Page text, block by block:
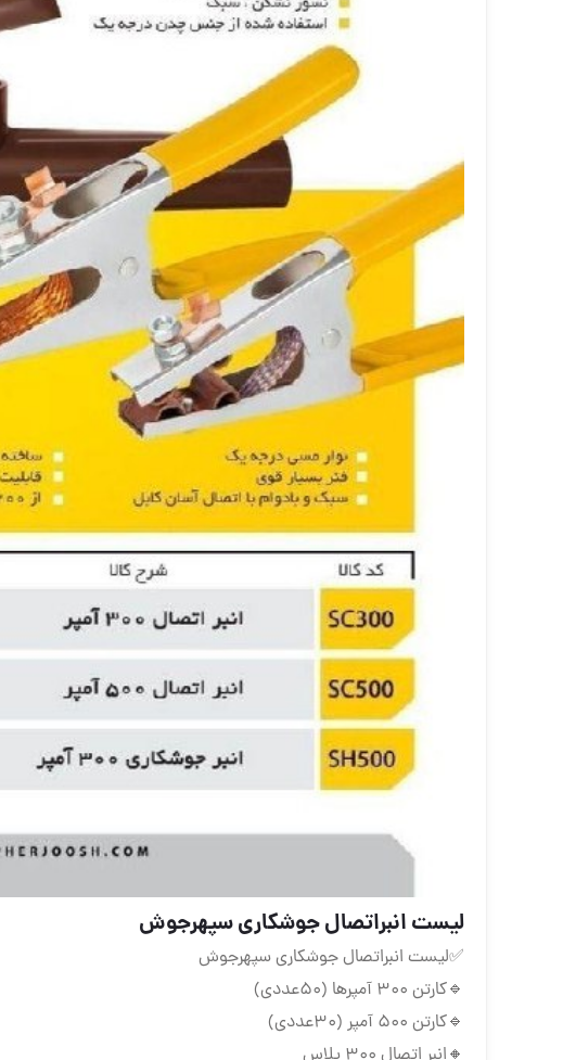
لیست انبراتصال جوشکاری سپهرجوش
✅لیست انبراتصال جوشکاری سپهرجوش
🔹کارتن ۳۰۰ آمپرها (۵۰عددی)
🔹کارتن ۵۰۰ آمپر (۳۰عددی)